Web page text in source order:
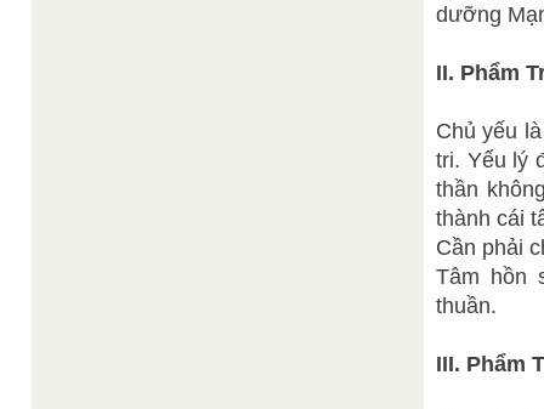
dưỡng
II. Phẩm
Chủ yếu
tri. Yếu lý
thần
thành cái
Cần phải
Tâm hồn
thuần.
III. Phẩm